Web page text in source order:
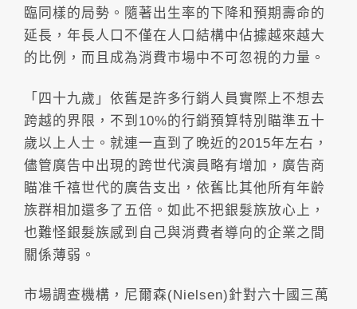
臨同樣的局勢。隨著出生率的下降和預期壽命的
延長，年長人口不僅在人口結構中佔據越來越大
的比例，而且成為消費市場中不可忽視的力量。
「四十九歲」依舊是許多行銷人員實際上不想去
跨越的界限，不到10%的行銷預算特別瞄準五十
歲以上人士。就連一直到了晚近的2015年左右，
儘管廣告中出現的跨世代演員略有增加，廣告商
瞄准千禧世代的廣告支出，依舊比其他所有年齡
族群相加還多了五倍。如此不把銀髮族放心上，
也難怪銀髮族感到自己與消費者導向的企業之間
關係薄弱。
市場調查機構，尼爾森(Nielsen)針對六十國三萬